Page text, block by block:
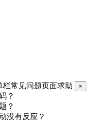
栏常见问题页面求助 ×
？
？
没有反应？